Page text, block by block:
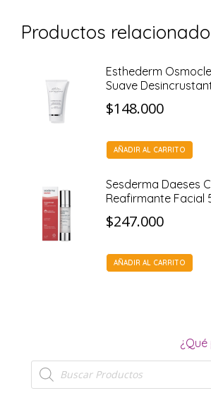
Productos
Esthederm
Suave
$148.000
AÑADIR AL CARRITO
Sesderma Daeses
Reafirmante Facial
$247.000
AÑADIR AL CARRITO
Búsqueda
de
productos